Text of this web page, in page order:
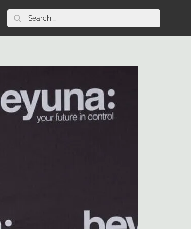
Search
for: